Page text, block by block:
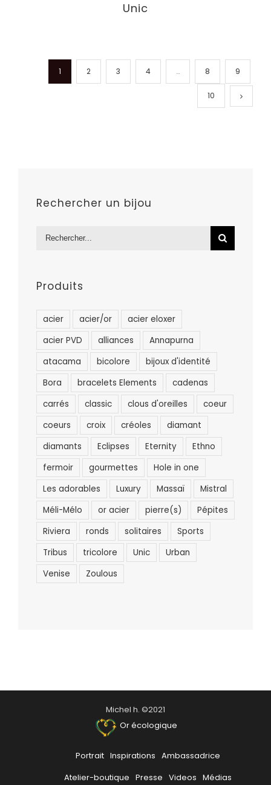
Unic
1 2 3 4 … 8 9
10
Rechercher un bijou
Rechercher:
Produits
acier acier/or
acier eloxer
acier PVD
alliances
Annapurna
atacama
bicolore
bijoux d'identité
Bora
bracelets Elements
cadenas
carrés
classic clous d'oreilles
coeur
coeurs
croix créoles
diamant
diamants
Eclipses Eternity
Ethno
fermoir
gourmettes
Hole in one
Les adorables
Luxury Massaï
Mistral
Méli-Mélo
or acier pierre(s)
Pépites
Riviera
ronds solitaires
Sports
Tribus
tricolore Unic
Urban
Venise
Zoulous
Michel h. ©2021
Or écologique
Portrait Inspirations Ambassadrice
Atelier-boutique Presse Videos Médias